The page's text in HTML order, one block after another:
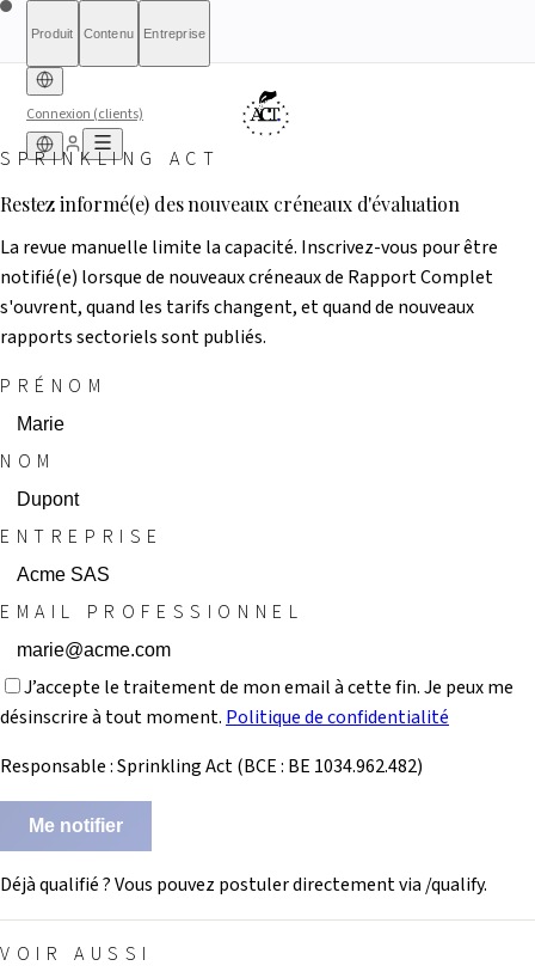
Produit Contenu Entreprise
Connexion (clients)
d'attenteIndex de conformitéSimulateur What-If
Act+RapportsBanque &
FinanceHRTech &
EmploiHealthTech &
MedTech
Article 6(3)RessourcesAI
PositiveAgents IA Signaler un
problème
autoritésTransparenceCe que nous ne sommes
pasPartenairesPresse & MédiasContact
Belgique
Luxembourg
Ireland
SPRINKLING ACT
Restez informé(e) des nouveaux créneaux d'évaluation
La revue manuelle limite la capacité. Inscrivez-vous pour être
notifié(e) lorsque de nouveaux créneaux de Rapport Complet
s'ouvrent, quand les tarifs changent, et quand de nouveaux
rapports sectoriels sont publiés.
PRÉNOM
NOM
ENTREPRISE
EMAIL PROFESSIONNEL
J’accepte le traitement de mon email à cette fin. Je peux me
désinscrire à tout moment. Politique de confidentialité
Responsable : Sprinkling Act (BCE : BE 1034.962.482)
Me notifier
Déjà qualifié ? Vous pouvez postuler directement via /qualify.
VOIR AUSSI